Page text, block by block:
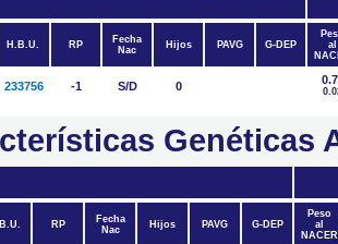
H.B.U. RP
Fecha
Nac
Hijos PAVG G-DEP
al
233756 -1 S/D 0
Genéticas
RP
Fecha
Nac
Hijos PAVG G-DEP
Peso
al
NACER